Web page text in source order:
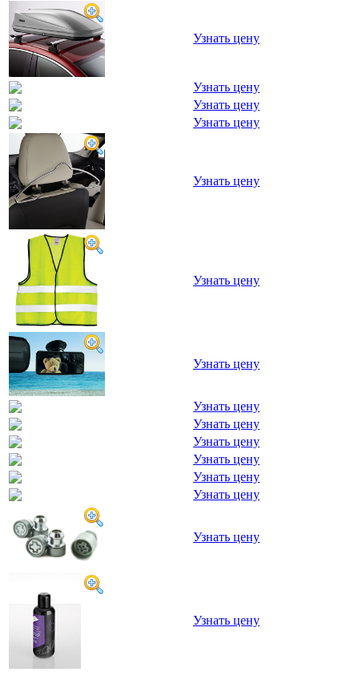
Узнать цену
Узнать цену
Узнать цену
Узнать цену
Узнать цену
Узнать цену
Узнать цену
Узнать цену
Узнать цену
Узнать цену
Узнать цену
Узнать цену
Узнать цену
Узнать цену
Узнать цену